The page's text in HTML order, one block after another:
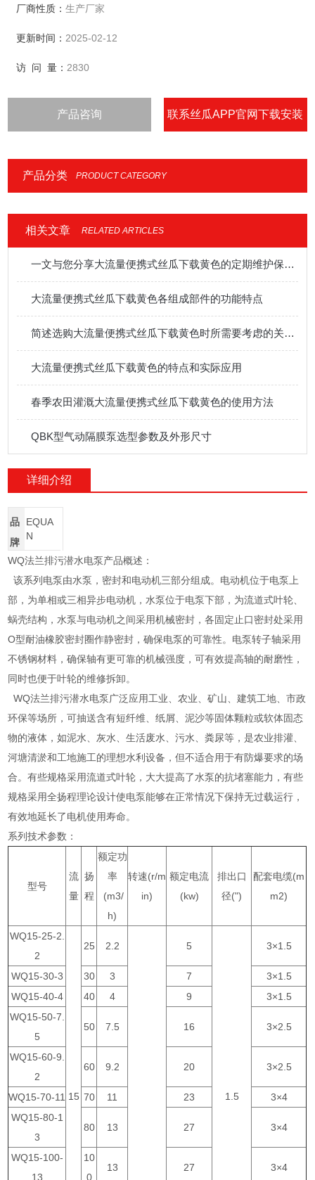
厂商性质：生产厂家
更新时间： 2025-02-12
访 问 量： 2830
产品咨询 联系丝瓜APP官网下载安装
产品分类 PRODUCT CATEGORY
相关文章 RELATED ARTICLES
一文与您分享大流量便携式丝瓜下载黄色的定期维护保养方法
大流量便携式丝瓜下载黄色各组成部件的功能特点
简述选购大流量便携式丝瓜下载黄色时所需要考虑的关键要点
大流量便携式丝瓜下载黄色的特点和实际应用
春季农田灌溉大流量便携式丝瓜下载黄色的使用方法
QBK型气动隔膜泵选型参数及外形尺寸
详细介绍
品
牌
EQUA
N
WQ法兰排污潜水电泵产品概述：
该系列电泵由水泵，密封和电动机三部分组成。电动机位于电泵上
部，为单相或三相异步电动机，水泵位于电泵下部，为流道式叶轮、
蜗壳结构，水泵与电动机之间采用机械密封，各固定止口密封处采用
O型耐油橡胶密封圈作静密封，确保电泵的可靠性。电泵转子轴采用
不锈钢材料，确保轴有更可靠的机械强度，可有效提高轴的耐磨性，
同时也便于叶轮的维修拆卸。
WQ法兰排污潜水电泵广泛应用工业、农业、矿山、建筑工地、市政
环保等场所，可抽送含有短纤维、纸屑、泥沙等固体颗粒或软体固态
物的液体，如泥水、灰水、生活废水、污水、粪尿等，是农业排灌、
河塘清淤和工地施工的理想水利设备，但不适合用于有防爆要求的场
合。有些规格采用流道式叶轮，大大提高了水泵的抗堵塞能力，有些
规格采用全扬程理论设计使电泵能够在正常情况下保持无过载运行，
有效地延长了电机使用寿命。
系列技术参数：
型号
流
量
扬
程
额定功
率
(m3/
h)
转速(r/m
in)
额定电流
(kw)
排出口
径(")
配套电缆(m
m2)
WQ15-25-2.
2
15
25 2.2 5
1.5
3×1.5
WQ15-30-3 30 3 7
3×1.5
WQ15-40-4
40 4 9
3×1.5
WQ15-50-7.
5
50 7.5 16 3×2.5
WQ15-60-9.
2
60 9.2 20 3×2.5
WQ15-70-11 70 11 23
3×4
WQ15-80-1
3
80 13 27 3×4
WQ15-100-
13
10
0
13 27 3×4